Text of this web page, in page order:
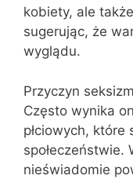
kobiety, ale
sugerując, że
wyglądu.
Przyczyn
Często wynika
płciowych, które
społeczeństwie.
nieświadomie